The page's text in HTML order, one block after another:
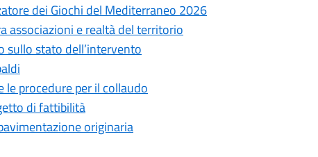
dei Giochi del Mediterraneo 2026
associazioni e realtà del territorio
sullo stato dell’intervento
procedure per il collaudo
di fattibilità
originaria